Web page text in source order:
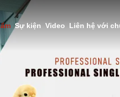
Sự kiện Video Liên hệ với